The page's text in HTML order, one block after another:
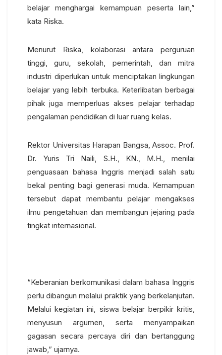
belajar menghargai kemampuan peserta lain,”
kata Riska.
Menurut Riska, kolaborasi antara perguruan
tinggi, guru, sekolah, pemerintah, dan mitra
industri diperlukan untuk menciptakan lingkungan
belajar yang lebih terbuka. Keterlibatan berbagai
pihak juga memperluas akses pelajar terhadap
pengalaman pendidikan di luar ruang kelas.
Rektor Universitas Harapan Bangsa, Assoc. Prof.
Dr. Yuris Tri Naili, S.H., KN., M.H., menilai
penguasaan bahasa Inggris menjadi salah satu
bekal penting bagi generasi muda. Kemampuan
tersebut dapat membantu pelajar mengakses
ilmu pengetahuan dan membangun jejaring pada
tingkat internasional.
“Keberanian berkomunikasi dalam bahasa Inggris
perlu dibangun melalui praktik yang berkelanjutan.
Melalui kegiatan ini, siswa belajar berpikir kritis,
menyusun argumen, serta menyampaikan
gagasan secara percaya diri dan bertanggung
jawab,” ujarnya.